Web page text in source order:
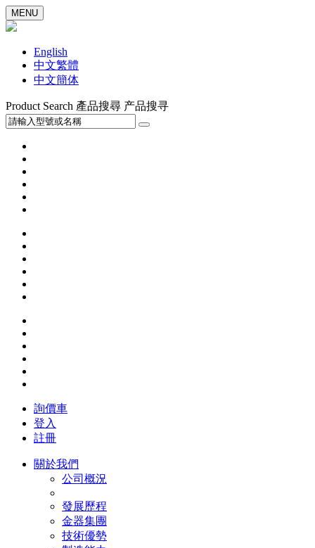
MENU
English
中文繁體
中文簡体
Product Search 產品搜尋 产品搜寻
詢價車
登入
註冊
關於我們
公司概況
發展歷程
金器集團
技術優勢